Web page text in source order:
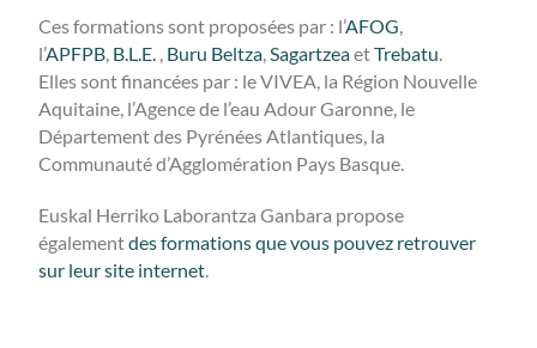
Ces formations sont proposées par : l’AFOG
l’APFPB B.L.E. Buru Beltza SagartzeaetTrebatu
Elles sont financées par : le VIVEA, la Région Nouvelle
Aquitaine, l’Agence de l’eau Adour Garonne, le
Département des Pyrénées Atlantiques, la
Communauté d’Agglomération Pays Basque.
Euskal Herriko Laborantza Ganbara propose
égalementdes formations que vous pouvez retrouver
sur leur site internet